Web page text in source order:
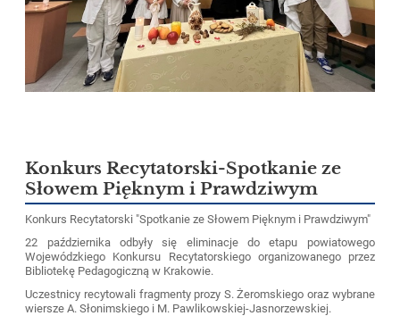
Konkurs Recytatorski-Spotkanie ze
Słowem Pięknym i Prawdziwym
Konkurs Recytatorski "Spotkanie ze Słowem Pięknym i Prawdziwym"
22 października odbyły się eliminacje do etapu powiatowego
Wojewódzkiego Konkursu Recytatorskiego organizowanego przez
Bibliotekę Pedagogiczną w Krakowie.
Uczestnicy recytowali fragmenty prozy S. Żeromskiego oraz wybrane
wiersze A. Słonimskiego i M. Pawlikowskiej-Jasnorzewskiej.